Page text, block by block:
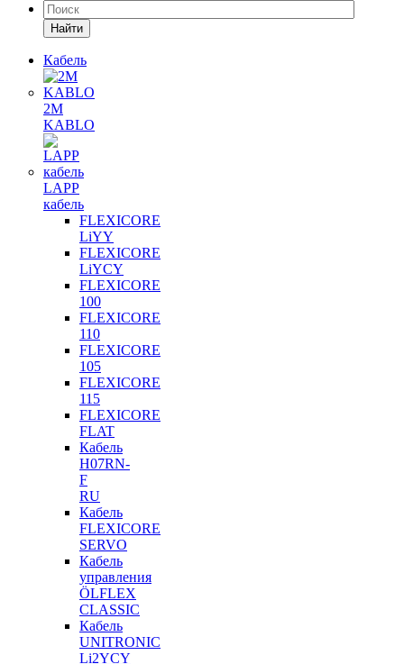
Найти
Кабель
2M
KABLO
LAPP
кабель
FLEXICORE
LiYY
FLEXICORE
LiYCY
FLEXICORE
100
FLEXICORE
110
FLEXICORE
105
FLEXICORE
115
FLEXICORE
FLAT
Кабель
H07RN-
F
RU
Кабель
FLEXICORE
SERVO
Кабель
управления
ÖLFLEX
CLASSIC
Кабель
UNITRONIC
Li2YCY